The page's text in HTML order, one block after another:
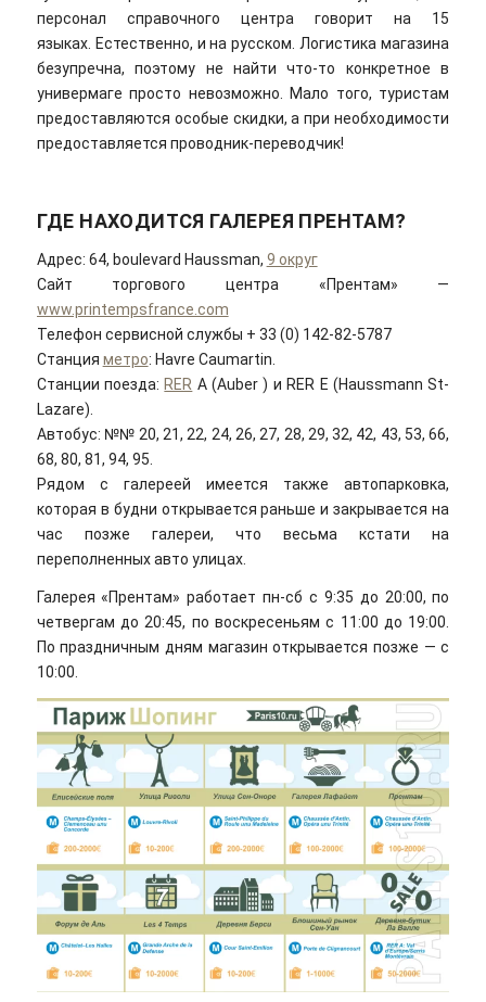
персонал справочного центра говорит на 15
языках. Естественно, и на русском. Логистика магазина
безупречна, поэтому не найти что-то конкретное в
универмаге просто невозможно. Мало того, туристам
предоставляются особые скидки, а при необходимости
предоставляется проводник-переводчик!
ГДЕ НАХОДИТСЯ ГАЛЕРЕЯ ПРЕНТАМ?
Адрес: 64, boulevard Haussman, 9 округ
Сайт торгового центра «Прентам» —
www.printempsfrance.com
Телефон сервисной службы + 33 (0) 142-82-5787
Станция мeтpo: Havre Caumartin.
Станции поезда: RER A (Auber ) и RER E (Haussmann St-
Lazare).
Автобус: №№ 20, 21, 22, 24, 26, 27, 28, 29, 32, 42, 43, 53, 66,
68, 80, 81, 94, 95.
Рядом с галереей имеется также автопарковка,
которая в будни открывается раньше и закрывается на
час позже галереи, что весьма кстати на
переполненных авто улицах.
Галерея «Прентам» работает пн-сб с 9:35 до 20:00, по
четвергам до 20:45, по воскресеньям с 11:00 до 19:00.
По праздничным дням магазин открывается позже — с
10:00.